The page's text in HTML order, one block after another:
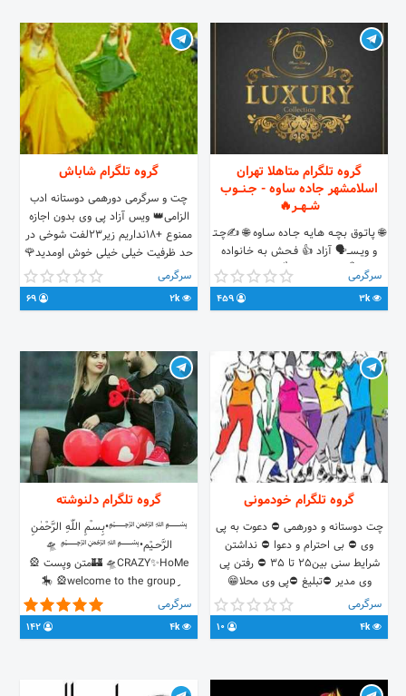
zWwlE7g2qNEUA
گروه تلگرام متاهلا تهران
اسلامشهر جاده ساوه - جـنــوب
شــهــر🔥
🌐 پـاتــوق بـچــه هـایـه جــاده ســاوه 🌐 ✍چــتـ
و ویــســـ🗣 آزاد 👍 فــحـش بـه خـانـواده
نــده👊✋ شــوخـی آزاد 👌 فـیــلـم و مــطـلـب
تـبــلـیـغاتی مــمـــنــوع👊✊
https://t.me/joinchat/HbL-
سرگرمی
3k
گروه تلگرام شاباش
چت و سرگرمی دورهمی دوستانه ادب
الزامی👑 ویس آزاد پی وی بدون اجازه
ممنوع +18نداریم زیر23لفت شوخی در
حد ظرفیت خیلی خیلی خوش اومدید🌹
BfzDeENgrmZv0YT_SEVRww
سرگرمی
2k
گروه تلگرام خودمونی
چت دوستانه و دورهمی ⛔️ دعوت به پی
وی ⛔️ بی احترام و دعوا ⛔️ نداشتن
شرایط سنی بین۲۵ تا ۳۵ ⛔️ رفتن پی
وی مدیر ⛔تبلیغ ⛔پی وی محلا😁
سرگرمی
4k
گروه تلگرام دلنوشته
﷽•بِـسـْمِ اللّٰهِ الرَّحْمٰنِ
الرَّحــیْم•﷽ 🛸
CRAZY✨HoMe🛸 🏰متن وپست 🎡
welcome to the groupِِ🎡 🎠
بِہ‌ڱـږۅہ‌خـۅشآݦڋيڋ
joinchat/JiFHNk0yDuGzxZpjCpyEtA
سرگرمی
4k